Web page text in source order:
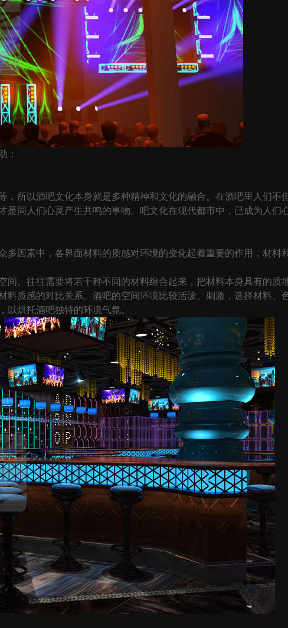
：
以酒吧文化本身就是多种精神和文化的融合。在酒吧里人们不
同人们心灵产生共鸣的事物。吧文化在现代都市中，已成为人们
因素中，各界面材料的质感对环境的变化起着重要的作用，材料
。往往需要将若干种不同的材料组合起来，把材料本身具有的质
质感的对比关系。酒吧的空间环境比较活泼、刺激，选择材料、
烘托酒吧独特的环境气氛。